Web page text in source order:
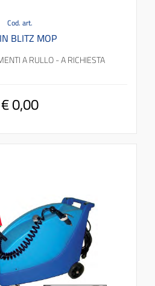
Cod. art.
BLITZ MOP
A RULLO - A RICHIESTA
€ 0,00